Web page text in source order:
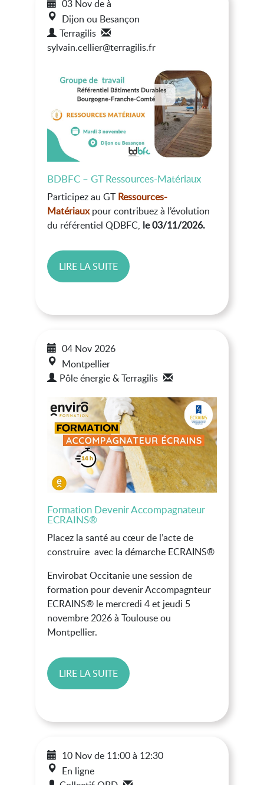
03 Novdeà
Dijon ou Besançon
Terragilis
sylvain.cellier@terragilis.fr
BDBFC – GT Ressources-Matériaux
Participez au GTRessources-
Matériaux pour contribuez à l’évolution
du référentiel QDBFC, le 03/11/2026.
LIRE LA SUITE
04 Nov2026
Montpellier
Pôle énergie & Terragilis
Formation Devenir Accompagnateur
ECRAINS®
Placez la santé au cœur de l’acte de
construire avec la démarche ECRAINS®
Envirobat Occitanie une session de
formation pour devenir Accompagnteur
ECRAINS® le mercredi 4 et jeudi 5
novembre 2026 à Toulouse ou
Montpellier.
LIRE LA SUITE
10 Novde 11:00à 12:30
En ligne